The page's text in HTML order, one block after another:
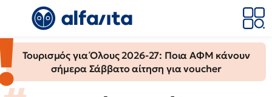
Τουρισμός για Όλους 2026-27: Ποια ΑΦΜ κάνουν
σήμερα Σάββατο αίτηση για voucher